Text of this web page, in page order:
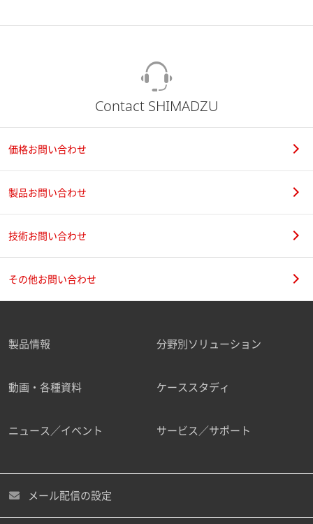
Contact SHIMADZU
価格お問い合わせ
製品お問い合わせ
技術お問い合わせ
その他お問い合わせ
製品情報 分野別ソリューション
動画・各種資料 ケーススタディ
ニュース／イベント サービス／サポート
メール配信の設定